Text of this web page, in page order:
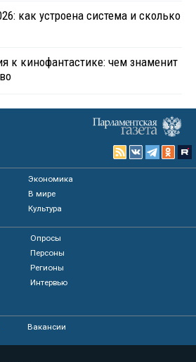
как устроена система и сколько
к кинофантастике: чем знаменит
Экономика
В мире
Культура
Опросы
Персоны
Регионы
Интервью
Вакансии